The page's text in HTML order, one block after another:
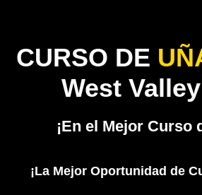
CURSO DE
West
¡En el Mejor Curso
¡La Mejor Oportunidad de